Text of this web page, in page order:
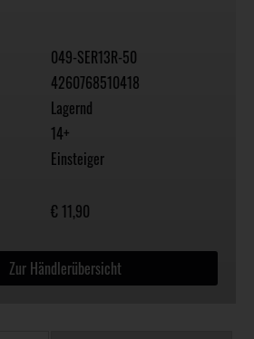
049-SER13R-50
4260768510418
Lagernd
14+
Einsteiger
€ 11,90
Zur Händlerübersicht